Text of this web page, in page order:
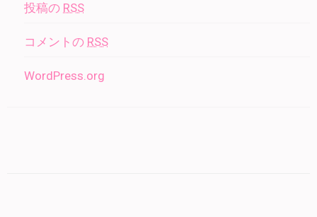
投稿の RSS
コメントの RSS
WordPress.org